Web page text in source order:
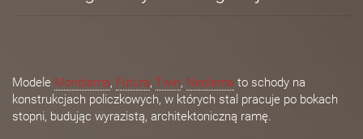
Modele Monolama, Futura, Twin, Neolama to schody na
konstrukcjach policzkowych, w których stal pracuje po bokach
stopni, budując wyrazistą, architektoniczną ramę.